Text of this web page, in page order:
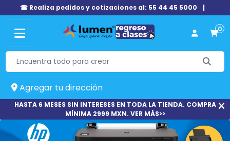
☎ Realiza pedidos y cotizaciones al: 55 44 45 5000 |
0
Agregar tu dirección
HASTA 6 MESES SIN INTERESES EN TODA LA TIENDA. COMPRA
MÍNIMA 2999 MXN. VER MÁS>>